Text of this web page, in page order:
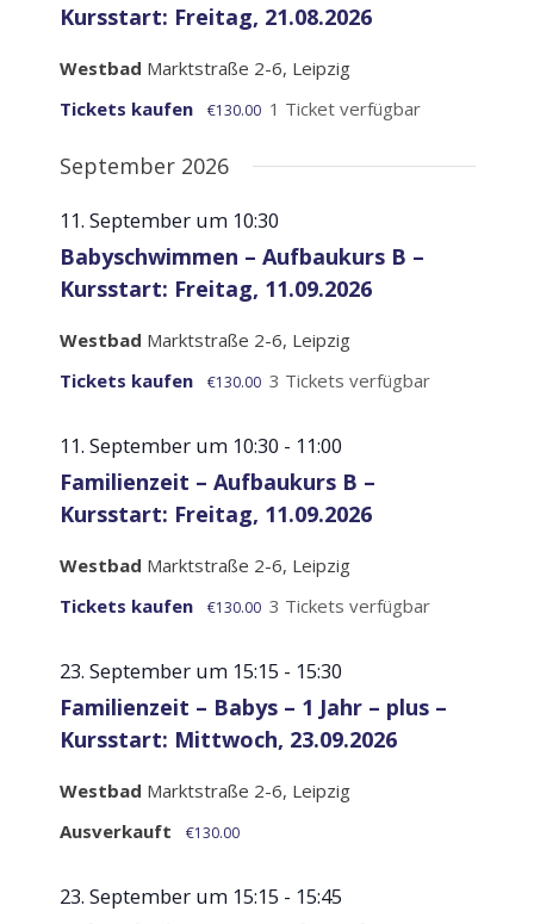
Kursstart: Freitag, 21.08.2026
Westbad Marktstraße 2-6, Leipzig
Tickets kaufen
€130.00 1 Ticket verfügbar
September 2026
11. September um 10:30
Babyschwimmen – Aufbaukurs B –
Kursstart: Freitag, 11.09.2026
Westbad Marktstraße 2-6, Leipzig
Tickets kaufen
€130.00 3 Tickets verfügbar
11. September um 10:30 - 11:00
Familienzeit – Aufbaukurs B –
Kursstart: Freitag, 11.09.2026
Westbad Marktstraße 2-6, Leipzig
Tickets kaufen
€130.00 3 Tickets verfügbar
23. September um 15:15 - 15:30
Familienzeit – Babys – 1 Jahr – plus –
Kursstart: Mittwoch, 23.09.2026
Westbad Marktstraße 2-6, Leipzig
Ausverkauft
€130.00
23. September um 15:15 - 15:45